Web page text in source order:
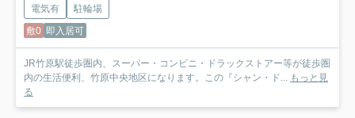
電気有
駐輪場
敷0 即入居可
JR竹原駅徒歩圏内、スーパー・コンビニ・ドラックストアー等が徒歩圏
内の生活便利、竹原中央地区になります。この『シャン・ド... もっと見
る